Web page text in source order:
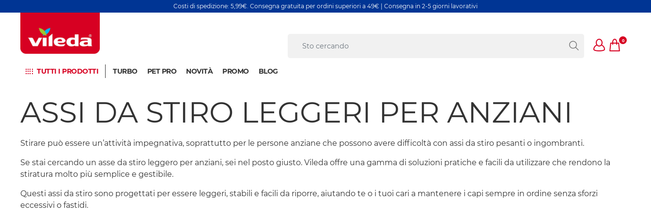
Costi di spedizione: 5,99€. Consegna gratuita per ordini superiori a 49€ | Consegna in 2-5 giorni lavorativi
0
TUTTI I PRODOTTI TURBO PET PRO NOVITÀ PROMO BLOG
ASSI DA STIRO LEGGERI PER ANZIANI
Stirare può essere un’attività impegnativa, soprattutto per le persone anziane che possono avere difficoltà con assi da stiro pesanti o ingombranti.
Se stai cercando un asse da stiro leggero per anziani, sei nel posto giusto. Vileda offre una gamma di soluzioni pratiche e facili da utilizzare che rendono la
stiratura molto più semplice e gestibile.
Questi assi da stiro sono progettati per essere leggeri, stabili e facili da riporre, aiutando te o i tuoi cari a mantenere i capi sempre in ordine senza sforzi
eccessivi o fastidi.